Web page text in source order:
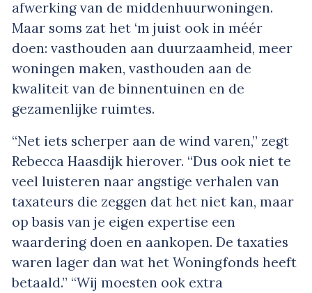
afwerking van de middenhuurwoningen.
Maar soms zat het ‘m juist ook in méér
doen: vasthouden aan duurzaamheid, meer
woningen maken, vasthouden aan de
kwaliteit van de binnentuinen en de
gezamenlijke ruimtes.
“Net iets scherper aan de wind varen,” zegt
Rebecca Haasdijk hierover. “Dus ook niet te
veel luisteren naar angstige verhalen van
taxateurs die zeggen dat het niet kan, maar
op basis van je eigen expertise een
waardering doen en aankopen. De taxaties
waren lager dan wat het Woningfonds heeft
betaald.” “Wij moesten ook extra